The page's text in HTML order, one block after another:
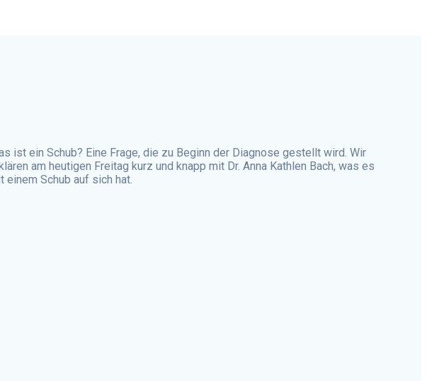
ist ein Schub? Eine Frage, die zu Beginn der Diagnose gestellt wird. Wir
am heutigen Freitag kurz und knapp mit Dr. Anna Kathlen Bach, was es
einem Schub auf sich hat.